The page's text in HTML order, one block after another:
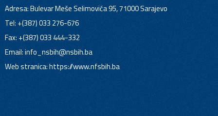
Adresa: Bulevar Meše Selimovića 95, 71000 Sarajevo
Tel: +(387) 033 276-676
Fax: +(387) 033 444-332
Email:info_nsbih@nsbih.ba
Web stranica: https://www.nfsbih.ba